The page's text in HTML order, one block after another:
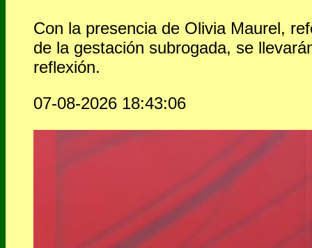
Con la presencia de Olivia Maurel,
de la gestación subrogada, se
reflexión.
07-08-2026 18:43:06